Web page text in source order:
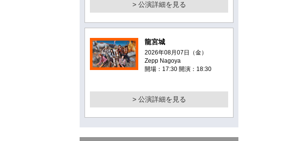
> 公演詳細を見る
龍宮城
2026年08月07日（金）
Zepp Nagoya
開場：17:30 開演：18:30
> 公演詳細を見る